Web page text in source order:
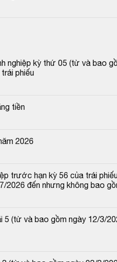
nghiệp kỳ thứ 05 (từ và bao
phiếu
tiền
2026
trước hạn kỳ 56 của trái
2026 đến nhưng không bao
5 (từ và bao gồm ngày 12/3/